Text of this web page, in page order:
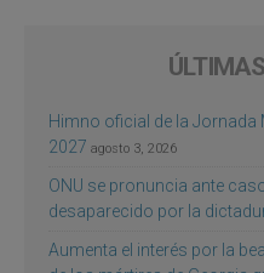
Himno oficial de la Jornada
2027 agosto 3, 2026
ONU se pronuncia ante
desaparecido por la
Aumenta el interés por la